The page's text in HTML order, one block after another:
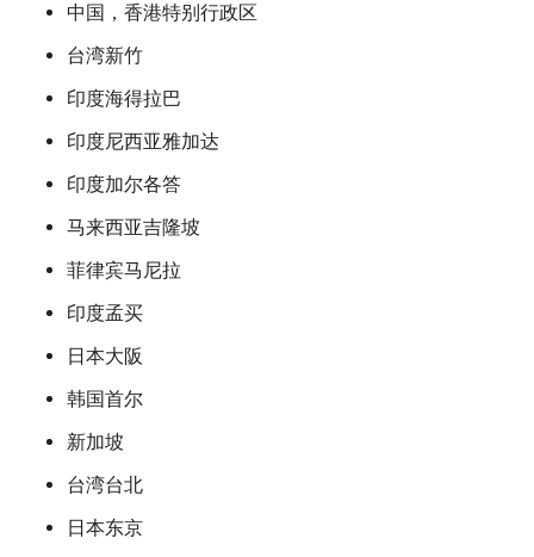
中国，香港特别行政区
台湾新竹
印度海得拉巴
印度尼西亚雅加达
印度加尔各答
马来西亚吉隆坡
菲律宾马尼拉
印度孟买
日本大阪
韩国首尔
新加坡
台湾台北
日本东京